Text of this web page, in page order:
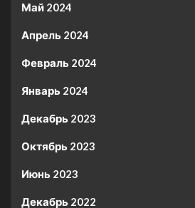
Май 2024
Апрель 2024
Февраль 2024
Январь 2024
Декабрь 2023
Октябрь 2023
Июнь 2023
Декабрь 2022